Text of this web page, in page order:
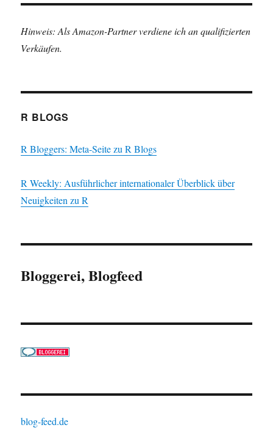
Hinweis: Als Amazon-Partner verdiene ich an qualifizierten
Verkäufen.
R BLOGS
R Bloggers: Meta-Seite zu R Blogs
R Weekly: Ausführlicher internationaler Überblick über
Neuigkeiten zu R
Bloggerei, Blogfeed
blog-feed.de